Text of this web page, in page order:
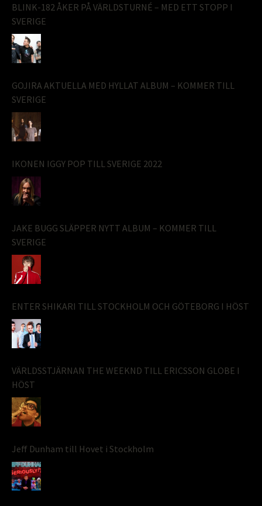
BLINK-182 ÅKER PÅ VÄRLDSTURNÉ – MED ETT STOPP I
SVERIGE
GOJIRA AKTUELLA MED HYLLAT ALBUM – KOMMER TILL
SVERIGE
IKONEN IGGY POP TILL SVERIGE 2022
JAKE BUGG SLÄPPER NYTT ALBUM – KOMMER TILL
SVERIGE
ENTER SHIKARI TILL STOCKHOLM OCH GÖTEBORG I HÖST
VÄRLDSSTJÄRNAN THE WEEKND TILL ERICSSON GLOBE I
HÖST
Jeff Dunham till Hovet i Stockholm